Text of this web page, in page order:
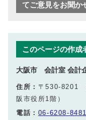
てご意見をお聞か
このページの作成
大阪市 会計室 会計
住所： 〒530-8201
阪市役所1階）
電話： 06-6208-8481